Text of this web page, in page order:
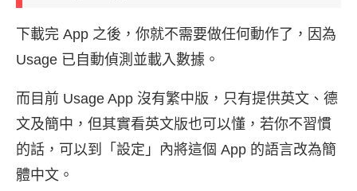
下載完 App 之後，你就不需要做任何動作了，因為
Usage 已自動偵測並載入數據。
而目前 Usage App 沒有繁中版，只有提供英文、德
文及簡中，但其實看英文版也可以懂，若你不習慣
的話，可以到「設定」內將這個 App 的語言改為簡
體中文。